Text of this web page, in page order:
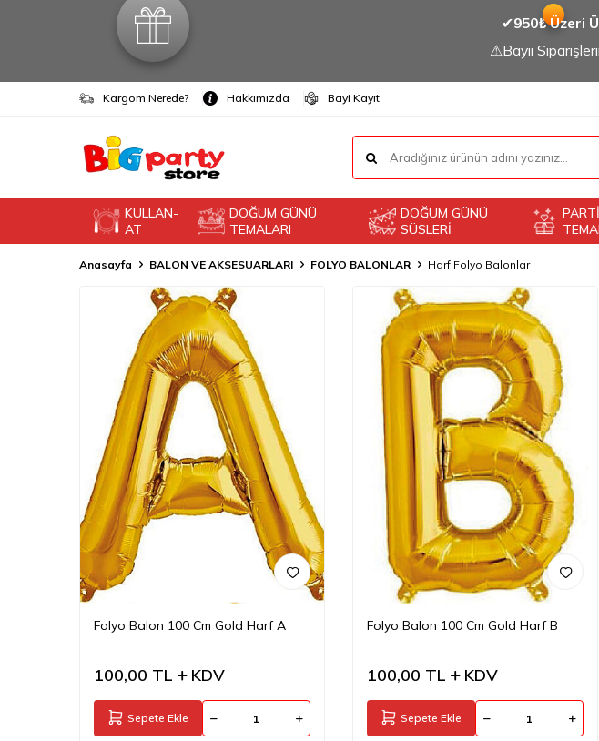
✔950₺ Üzeri
⚠Bayii
Kargom Nerede? Hakkımızda Bayi Kayıt
KULLAN-
AT
DOĞUM GÜNÜ
TEMALARI
DOĞUM GÜNÜ
SÜSLERİ
PARTİ
Anasayfa BALON VE AKSESUARLARI FOLYO BALONLAR Harf Folyo Balonlar
Folyo Balon 100 Cm Gold Harf A
100,00 TL KDV
Sepete Ekle
Folyo Balon 100 Cm Gold Harf B
100,00 TL KDV
Sepete Ekle